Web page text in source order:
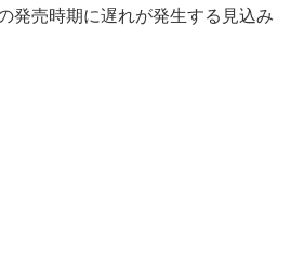
発売時期に遅れが発生する見込み